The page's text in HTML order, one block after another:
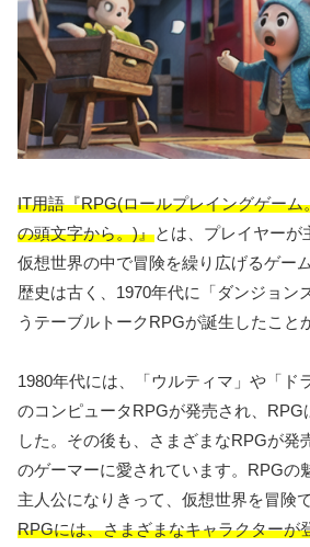
IT用語『RPG(ロールプレイングゲーム
の頭文字から。)』とは、プレイヤーが
仮想世界の中で冒険を繰り広げるゲー
歴史は古く、1970年代に「ダンジョン
うテーブルトークRPGが誕生したこと
1980年代には、「ウルティマ」や「ド
のコンピュータRPGが発売され、RPG
した。その後も、さまざまなRPGが発
のゲーマーに愛されています。RPGの
主人公になりきって、仮想世界を冒険
RPGには、さまざまなキャラクターが